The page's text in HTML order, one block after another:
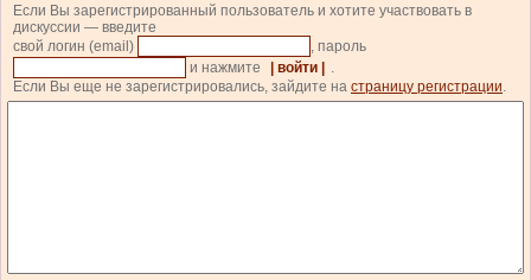
Если Вы зарегистрированный пользователь и хотите участвовать в
дискуссии — введите
свой логин (email)
, пароль
и нажмите
| войти |
.
Если Вы еще не зарегистрировались, зайдите на страницу регистрации.